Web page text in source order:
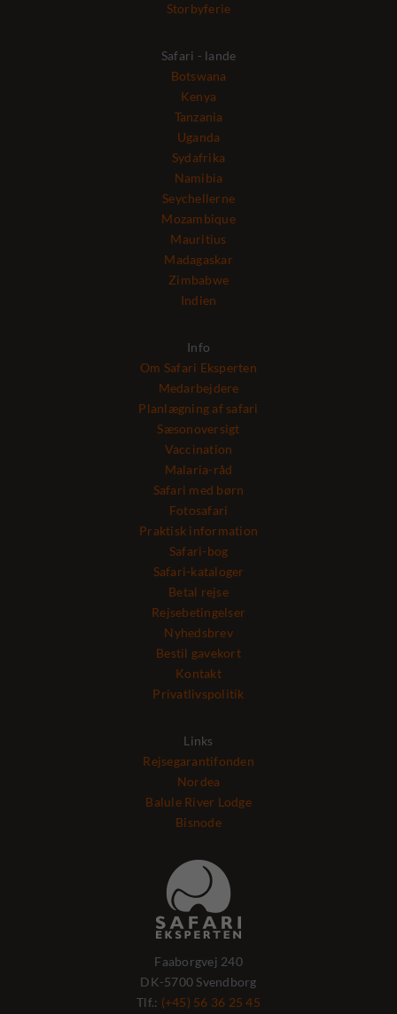
Storbyferie
Safari - lande
Botswana
Kenya
Tanzania
Uganda
Sydafrika
Namibia
Seychellerne
Mozambique
Mauritius
Madagaskar
Zimbabwe
Indien
Info
Om Safari Eksperten
Medarbejdere
Planlægning af safari
Sæsonoversigt
Vaccination
Malaria-råd
Safari med børn
Fotosafari
Praktisk information
Safari-bog
Safari-kataloger
Betal rejse
Rejsebetingelser
Nyhedsbrev
Bestil gavekort
Kontakt
Privatlivspolitik
Links
Rejsegarantifonden
Nordea
Balule River Lodge
Bisnode
Faaborgvej 240
DK-5700 Svendborg
Tlf.: (+45) 56 36 25 45